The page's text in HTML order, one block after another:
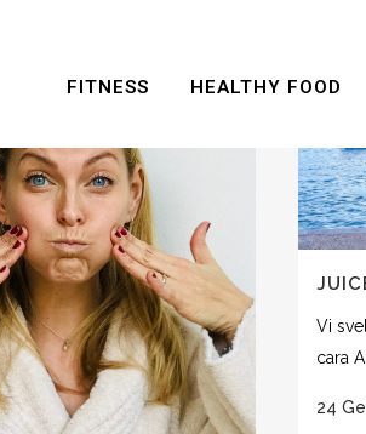
FITNESS HEALTHY FOOD
Vi
cara
24